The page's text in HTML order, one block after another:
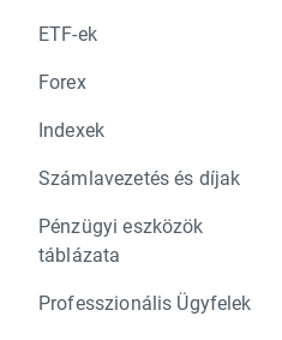
ETF-ek
Forex
Indexek
Számlavezetés és díjak
Pénzügyi eszközök
táblázata
Professzionális Ügyfelek